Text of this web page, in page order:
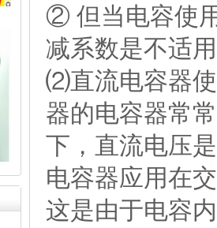
②但当电容使
减系数是不适
⑵直流电容器
器的电容器常
下，直流电压
电容器应用在
这是由于电容